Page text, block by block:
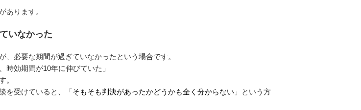
あります。
いなかった
、必要な期間が過ぎていなかったという場合です。
時効期間が10年に伸びていた」
。
を受けていると、「そもそも判決があったかどうかも全く分からない 」という方